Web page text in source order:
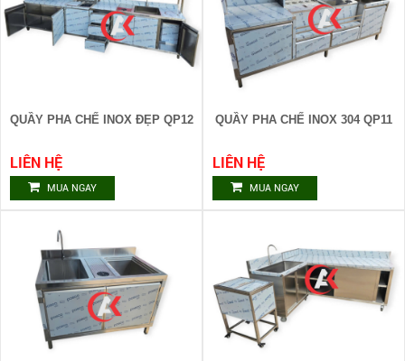
QUẦY PHA CHẾ INOX ĐẸP QP12
LIÊN HỆ
MUA NGAY
QUẦY PHA CHẾ INOX 304 QP11
LIÊN HỆ
MUA NGAY